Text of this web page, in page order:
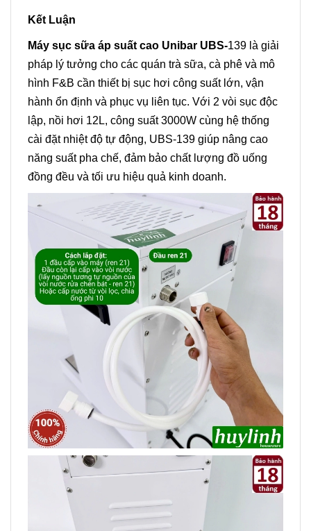
Kết Luận
Máy sục sữa áp suất cao Unibar UBS-139 là giải
pháp lý tưởng cho các quán trà sữa, cà phê và mô
hình F&B cần thiết bị sục hơi công suất lớn, vận
hành ổn định và phục vụ liên tục. Với 2 vòi sục độc
lập, nồi hơi 12L, công suất 3000W cùng hệ thống
cài đặt nhiệt độ tự động, UBS-139 giúp nâng cao
năng suất pha chế, đảm bảo chất lượng đồ uống
đồng đều và tối ưu hiệu quả kinh doanh.